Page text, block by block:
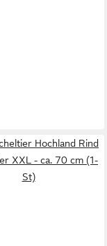
Hochland Rind
XXL - ca. 70 cm (1-
St)